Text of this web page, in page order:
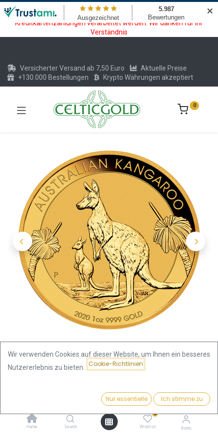
Wartungsarbeiten am Kreditkarten und Krypto Bezahlmodul. In der
Zeit vom 20.07. - 09.08.2026 können keine Krypto oder
Kreditkartenzahlungen verarbeitet werden. Wir danken für Ihr
Verständnis
3.839,23€ Kaufen
Home Search
0
Wishlist Konto
Versicherter Versand ab 7,50 Euro
Aktuelle Preise
+130.000 Bestellungen
Krypto Währungen akzeptiert
0
Känguru 1 Unze Goldmünze 2020
Wir verwenden Cookies auf dieser Website, um Ihnen ein besseres
Nutzererlebnis zu bieten.
Cookie-Richtlinien
Nur essentielle Ich stimme zu
✕